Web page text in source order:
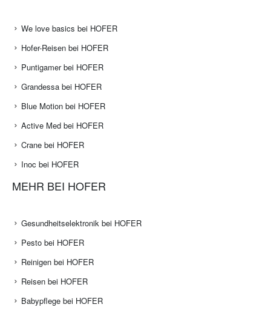
We love basics bei HOFER
Hofer-Reisen bei HOFER
Puntigamer bei HOFER
Grandessa bei HOFER
Blue Motion bei HOFER
Active Med bei HOFER
Crane bei HOFER
Inoc bei HOFER
MEHR BEI HOFER
Gesundheitselektronik bei HOFER
Pesto bei HOFER
Reinigen bei HOFER
Reisen bei HOFER
Babypflege bei HOFER